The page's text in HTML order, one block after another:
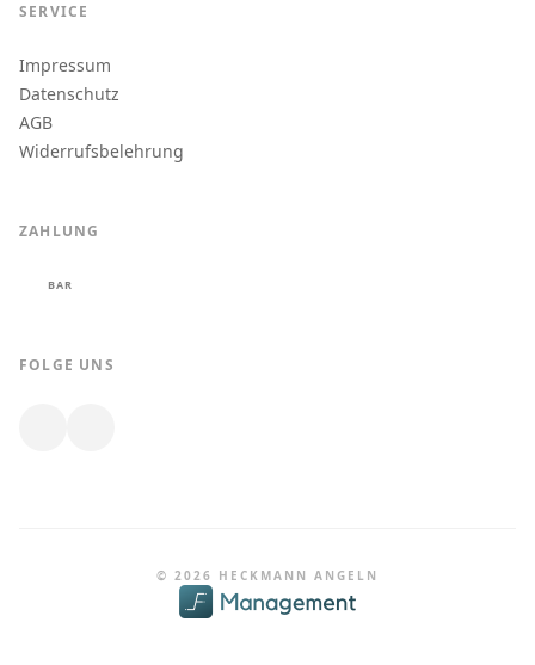
SERVICE
Impressum
Datenschutz
AGB
Widerrufsbelehrung
ZAHLUNG
BAR
FOLGE UNS
© 2026 HECKMANN ANGELN